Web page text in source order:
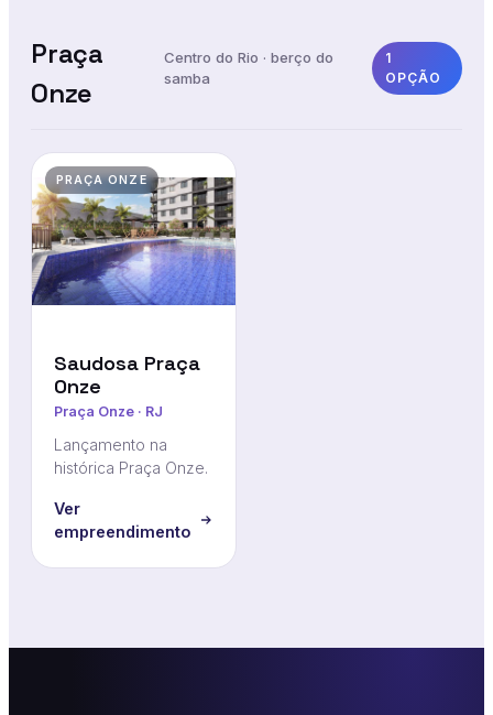
Praça
Onze
Centro do Rio · berço do
samba
1
OPÇÃO
PRAÇA ONZE
Saudosa Praça
Onze
Praça Onze · RJ
Lançamento na
histórica Praça Onze.
Ver
empreendimento